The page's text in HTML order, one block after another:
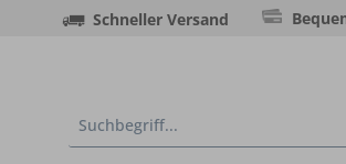
Schneller Versand